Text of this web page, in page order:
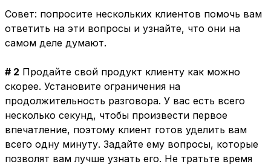
Совет: попросите нескольких клиентов помочь вам
ответить на эти вопросы и узнайте, что они на
самом деле думают.
# 2 Продайте свой продукт клиенту как можно
скорее. Установите ограничения на
продолжительность разговора. У вас есть всего
несколько секунд, чтобы произвести первое
впечатление, поэтому клиент готов уделить вам
всего одну минуту. Задайте ему вопросы, которые
позволят вам лучше узнать его. Не тратьте время